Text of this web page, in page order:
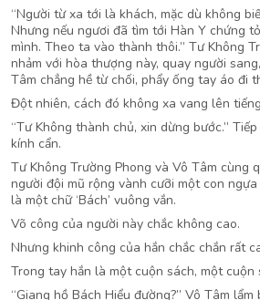
“Người từ xa tới là khách, mặc dù không
Nhưng nếu ngươi đã tìm tới Hàn Y chứng
mình. Theo ta vào thành thôi.” Tư Không
nhảm với hòa thượng này, quay người
Tâm chẳng hề từ chối, phẩy ống tay áo đi
Đột nhiên, cách đó không xa vang lên
“Tư Không thành chủ, xin dừng bước.”
kính cẩn.
Tư Không Trường Phong và Vô Tâm cùng
người đội mũ rộng vành cưỡi một con
là một chữ ‘Bách’ vuông vắn.
Võ công của người này chắc không cao.
Nhưng khinh công của hắn chắc chắn rất
Trong tay hắn là một cuộn sách, một cuộn
“Giang hồ Bách Hiểu đường?” Vô Tâm lẩm